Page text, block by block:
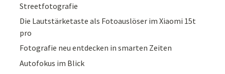
Streetfotografie
Die Lautstärketaste als Fotoauslöser im Xiaomi 15t
pro
Fotografie neu entdecken in smarten Zeiten
Autofokus im Blick